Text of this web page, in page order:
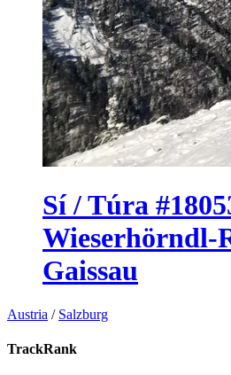
Sí / Túra
Wieserhörndl-
Gaissau
Austria / Salzburg
TrackRank